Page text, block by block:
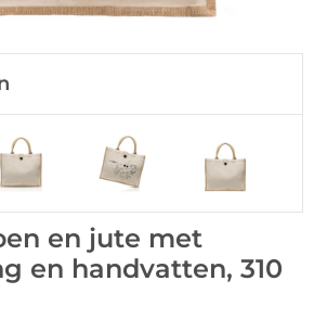
en jute met
en handvatten, 310